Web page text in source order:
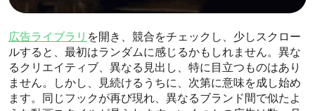
広告ライブラリ を開き、競合をチェックし、少しスクロー
ルすると、最初はランダムに感じるかもしれません。異な
るクリエイティブ、異なる見出し、特に目立つものはあり
ません。しかし、見続けるうちに、次第に意味を成し始め
ます。同じフックが再び現れ、異なるブランド間で似たよ